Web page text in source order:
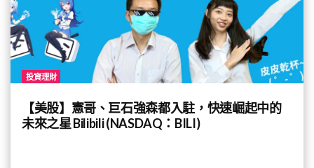
投資理財
【美股】憲哥、巨石強森都入駐，快速崛起中的
未來之星 Bilibili (NASDAQ：BILI)